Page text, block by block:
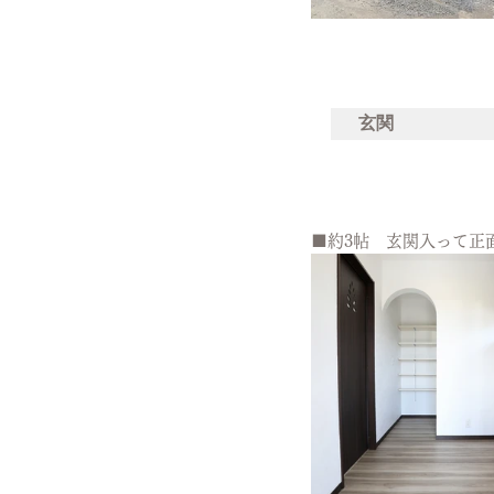
玄関
■約3帖　玄関入って正